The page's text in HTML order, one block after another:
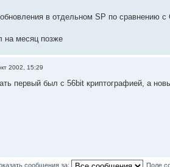
в отдельном SP по сравнению с
месяц позже
2002, 15:29
первый был с 56bit криптографией, а
сообщения за: Поле